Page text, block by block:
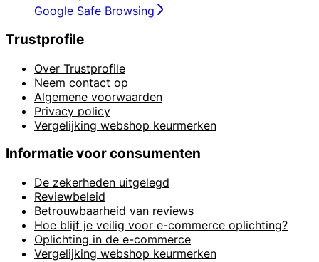
Google Safe Browsing
Trustprofile
Over Trustprofile
Neem contact op
Algemene voorwaarden
Privacy policy
Vergelijking webshop keurmerken
Informatie voor consumenten
De zekerheden uitgelegd
Reviewbeleid
Betrouwbaarheid van reviews
Hoe blijf je veilig voor e-commerce oplichting?
Oplichting in de e-commerce
Vergelijking webshop keurmerken